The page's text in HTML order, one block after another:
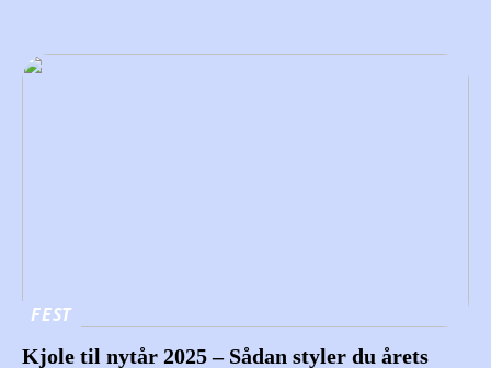
FEST
Kjole til nytår 2025 – Sådan styler du årets